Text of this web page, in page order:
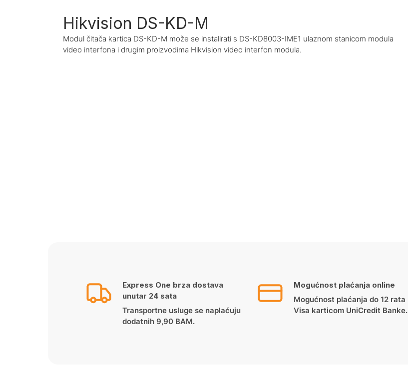
Hikvision DS-KD-M
Modul čitača kartica DS-KD-M može se instalirati s DS-KD8003-IME1 ulaznom stanicom modula
video interfona i drugim proizvodima Hikvision video interfon modula.
Express One brza dostava
unutar 24 sata
Transportne usluge se naplaćuju
dodatnih 9,90 BAM.
Mogućnost plaćanja online
Mogućnost plaćanja do 12 rata
Visa karticom UniCredit Banke.